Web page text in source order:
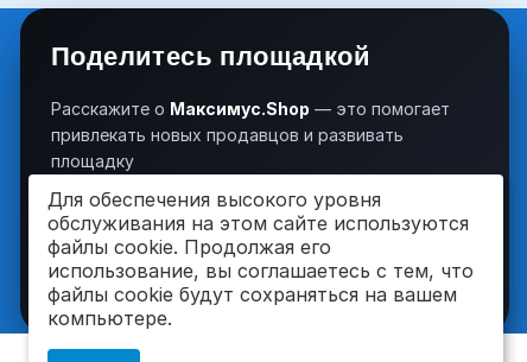
Поделитесь площадкой
Расскажите о Максимус.Shop — это помогает
привлекать новых продавцов и развивать
площадку
VK OK
Для обеспечения высокого уровня
обслуживания на этом сайте используются
файлы cookie. Продолжая его
использование, вы соглашаетесь с тем, что
файлы cookie будут сохраняться на вашем
компьютере.